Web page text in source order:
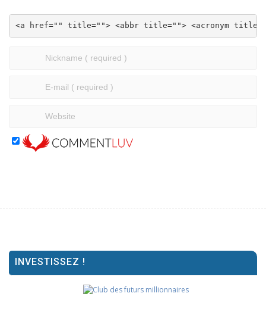
<a href="" title=""> <abbr title=""> <acronym
INVESTISSEZ !